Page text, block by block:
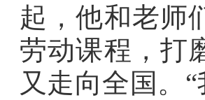
起，他和老师
劳动课程，打
又走向全国。